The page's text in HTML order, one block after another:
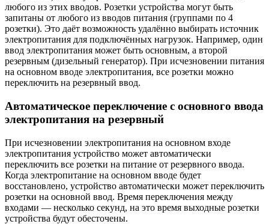
любого из этих вводов. Розетки устройства могут быть
запитаны от любого из вводов питания (группами по 4
розетки). Это даёт возможность удалённо выбирать источник
электропитания для подключённых нагрузок. Например, один
ввод электропитания может быть основным, а второй
резервным (дизельный генератор). При исчезновении питания
на основном вводе электропитания, все розетки можно
переключить на резервный ввод.
Автоматическое переключение с основного ввода
электропитания на резервный
При исчезновении электропитания на основном входе
электропитания устройство может автоматически
переключить все розетки на питание от резервного ввода.
Когда электропитание на основном вводе будет
восстановлено, устройство автоматически может переключить
розетки на основной ввод. Время переключения между
входами — несколько секунд, на это время выходные розетки
устройства будут обесточены.